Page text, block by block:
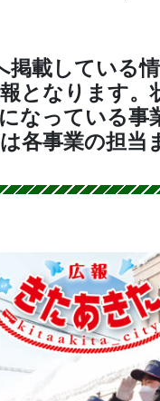
掲載している
となります。
なっている事
各事業の担当